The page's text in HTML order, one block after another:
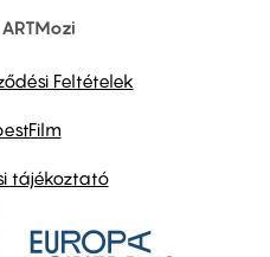
Feltételek
tájékoztató